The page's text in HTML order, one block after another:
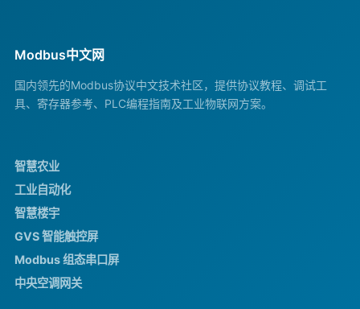
Modbus中文网
国内领先的Modbus协议中文技术社区，提供协议教程、调试工
具、寄存器参考、PLC编程指南及工业物联网方案。
智慧农业
工业自动化
智慧楼宇
GVS 智能触控屏
Modbus 组态串口屏
中央空调网关